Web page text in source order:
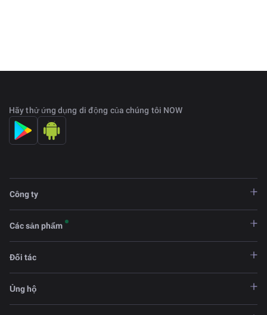
Hãy thử ứng dụng di động của chúng tôi NOW
Công ty
Các sản phẩm
Đối tác
Ủng hộ